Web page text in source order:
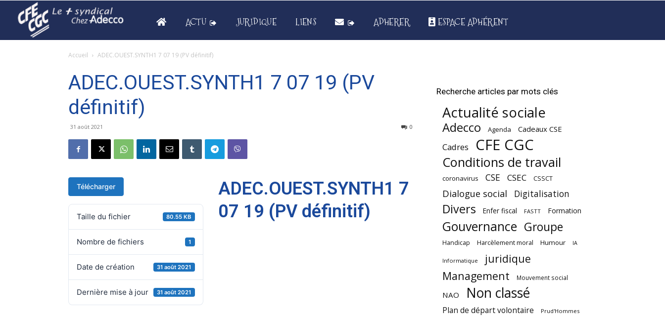
ACTU JURIDIQUE LIENS ADHERER ESPACE ADHÉRENT
Accueil ADEC.OUEST.SYNTH1 7 07 19 (PV définitif)
ADEC.OUEST.SYNTH1 7 07 19 (PV
définitif)
31 août 2021 0
Télécharger
Taille du fichier 80.55 KB
Nombre de fichiers 1
Date de création 31 août 2021
Dernière mise à jour 31 août 2021
ADEC.OUEST.SYNTH1 7
07 19 (PV définitif)
Recherche articles par mots clés
Actualité sociale
Adecco Agenda Cadeaux CSE
Cadres CFE CGC
Conditions de travail
coronavirus CSE CSEC CSSCT
Dialogue social Digitalisation
Divers Enfer fiscal FASTT Formation
Gouvernance Groupe
Handicap Harcèlement moral Humour IA
Informatique
juridique
Management
Mouvement social
NAO Non classé
Plan de départ volontaire Prud'Hommes